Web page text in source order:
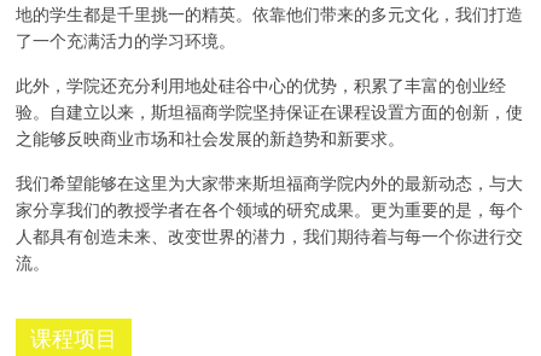
地的学生都是千里挑一的精英。依靠他们带来的多元文化，我们打造
了一个充满活力的学习环境。
此外，学院还充分利用地处硅谷中心的优势，积累了丰富的创业经
验。自建立以来，斯坦福商学院坚持保证在课程设置方面的创新，使
之能够反映商业市场和社会发展的新趋势和新要求。
我们希望能够在这里为大家带来斯坦福商学院内外的最新动态，与大
家分享我们的教授学者在各个领域的研究成果。更为重要的是，每个
人都具有创造未来、改变世界的潜力，我们期待着与每一个你进行交
流。
课程项目